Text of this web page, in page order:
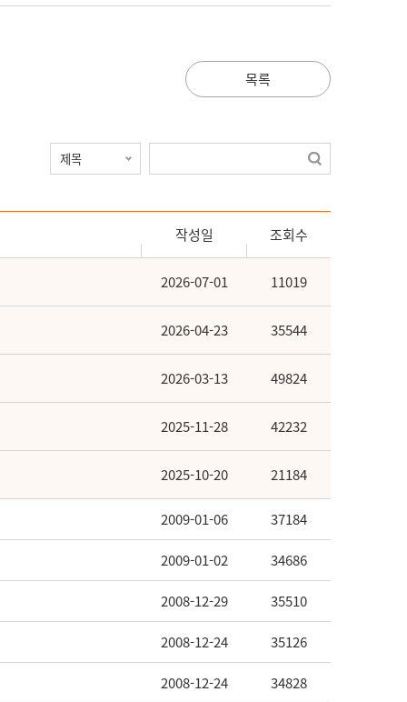
목록
작성일 조회수
2026-07-01 11019
2026-04-23 35544
2026-03-13 49824
2025-11-28 42232
2025-10-20 21184
2009-01-06 37184
2009-01-02 34686
2008-12-29 35510
2008-12-24 35126
2008-12-24 34828